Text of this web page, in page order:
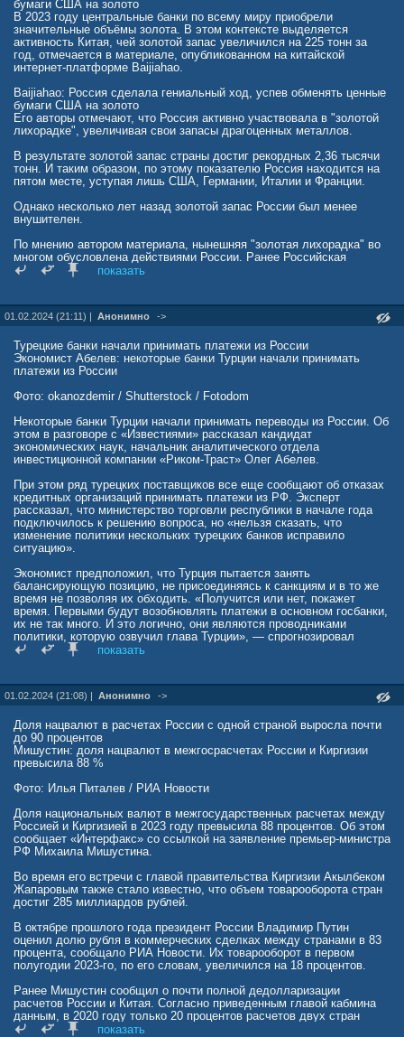
бумаги США на золото
В 2023 году центральные банки по всему миру приобрели
значительные объёмы золота. В этом контексте выделяется
активность Китая, чей золотой запас увеличился на 225 тонн за
год, отмечается в материале, опубликованном на китайской
интернет-платформе Baijiahao.
Baijiahao: Россия сделала гениальный ход, успев обменять ценные
бумаги США на золото
Его авторы отмечают, что Россия активно участвовала в "золотой
лихорадке", увеличивая свои запасы драгоценных металлов.
В результате золотой запас страны достиг рекордных 2,36 тысячи
тонн. И таким образом, по этому показателю Россия находится на
пятом месте, уступая лишь США, Германии, Италии и Франции.
Однако несколько лет назад золотой запас России был менее
внушителен.
По мнению автором материала, нынешняя "золотая лихорадка" во
многом обусловлена действиями России. Ранее Российская
Федерация относилась к золоту достаточно спокойно, предпочитая
Однако несколько лет назад произошел резкий поворот.
Центральный банк России провел масштабную распродажу
слитков на вырученные средства, утверждают авторы материала.
Тогда это решение мало кто понял, но сегодня многие страны
пытаются повторить этот ход.
Это связано с острой деградацией отношений России и США.
успешной. Несмотря на введение американским правительством
различных ограничений, российское золото остаётся для него
недоступным.
В настоящее время, когда Вашингтон активно применяет санкции,
только приобретает драгоценные металлы, но и избавляется от
американских государственных облигаций.
Отметим, что подобные материалы встречаются не только на
китайских интернет-платформах, но и в западной прессе. Но в
значительной степени интерес этот обусловлен не только
Многих аналитиков интересует российский опыт избавления от
американских государственных облигаций. Стоит напомнить, что
ещё десять лет назад Россия владела такими ценными бумагами
на сумму более ста миллиардов долларов.
Однако постепенно стала избавляться от них, как только
долларов.
не избавилась от американских ценных бумаг. Впрочем, тут и
предполагать особо нечего — достаточно вспомнить про
замороженные активы российского Центробанка в западных банках.
показать
01.02.2024 (21:11) | Анонимно ->
Турецкие банки начали принимать платежи из России
Экономист Абелев: некоторые банки Турции начали принимать
платежи из России
Фото: okanozdemir / Shutterstock / Fotodom
Некоторые банки Турции начали принимать переводы из России. Об
этом в разговоре с «Известиями» рассказал кандидат
экономических наук, начальник аналитического отдела
инвестиционной компании «Риком-Траст» Олег Абелев.
При этом ряд турецких поставщиков все еще сообщают об отказах
кредитных организаций принимать платежи из РФ. Эксперт
рассказал, что министерство торговли республики в начале года
подключилось к решению вопроса, но «нельзя сказать, что
изменение политики нескольких турецких банков исправило
ситуацию».
Экономист предположил, что Турция пытается занять
балансирующую позицию, не присоединяясь к санкциям и в то же
время не позволяя их обходить. «Получится или нет, покажет
время. Первыми будут возобновлять платежи в основном госбанки,
их не так много. И это логично, они являются проводниками
политики, которую озвучил глава Турции», — спрогнозировал
Абелев.
показать
01.02.2024 (21:08) | Анонимно ->
Доля нацвалют в расчетах России с одной страной выросла почти
до 90 процентов
Мишустин: доля нацвалют в межгосрасчетах России и Киргизии
превысила 88 %
Фото: Илья Питалев / РИА Новости
Доля национальных валют в межгосударственных расчетах между
Россией и Киргизией в 2023 году превысила 88 процентов. Об этом
сообщает «Интерфакс» со ссылкой на заявление премьер-министра
РФ Михаила Мишустина.
Во время его встречи с главой правительства Киргизии Акылбеком
Жапаровым также стало известно, что объем товарооборота стран
достиг 285 миллиардов рублей.
В октябре прошлого года президент России Владимир Путин
оценил долю рубля в коммерческих сделках между странами в 83
процента, сообщало РИА Новости. Их товарооборот в первом
полугодии 2023-го, по его словам, увеличился на 18 процентов.
Ранее Мишустин сообщил о почти полной дедолларизации
расчетов России и Китая. Согласно приведенным главой кабмина
данным, в 2020 году только 20 процентов расчетов двух стран
проводились в национальных валютах, а к концу 2023 года
показать